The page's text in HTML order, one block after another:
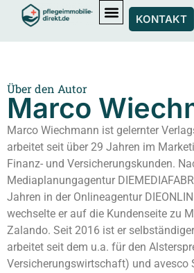
KONTAKT
Über den Autor
Marco
Marco Wiechmann ist gelernter
arbeitet seit über 29 Jahren im
Finanz- und Versicherungskunden.
Mediaplanungagentur
Jahren in der Onlineagentur
wechselte er auf die Kundenseite zu
Zalando. Seit 2016 ist er
arbeitet seit dem u.a. für den
Versicherungswirtschaft) und avesco